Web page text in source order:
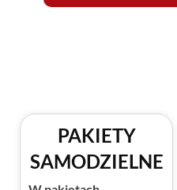
PAKIETY
SAMODZIELNE